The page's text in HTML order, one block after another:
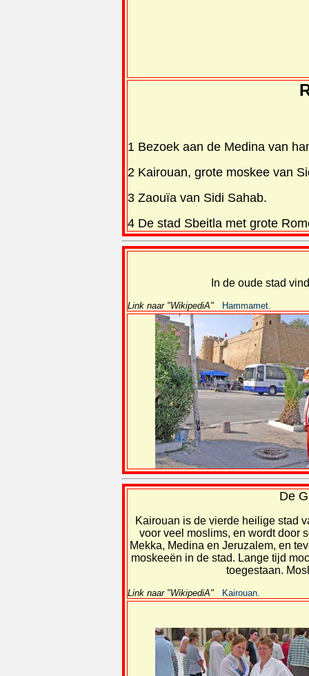
1 Bezoek aan de Medina van
2 Kairouan, grote moskee van
3 Zaouïa van Sidi Sahab.
4 De stad Sbeitla met grote
In de oude stad
Link naar "WikipediA" Hammamet.
De
Kairouan is de vierde heilige stad
voor veel moslims, en wordt door
Mekka, Medina en Jeruzalem, en
moskeeën in de stad. Lange tijd
toegestaan.
Link naar "WikipediA" Kairouan.